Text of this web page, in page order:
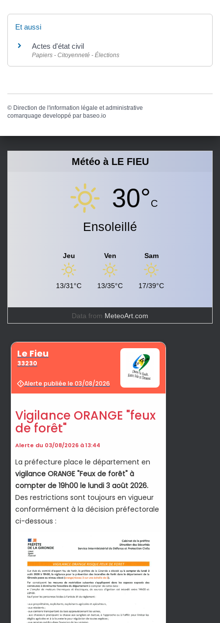
Et aussi
Actes d'état civil
Papiers - Citoyenneté - Élections
© Direction de l'information légale et administrative
comarquage developpé par baseo.io
Météo à LE FIEU
30°C
Ensoleillé
Jeu
13/31°C
Ven
13/35°C
Sam
17/39°C
Data from MeteoArt.com